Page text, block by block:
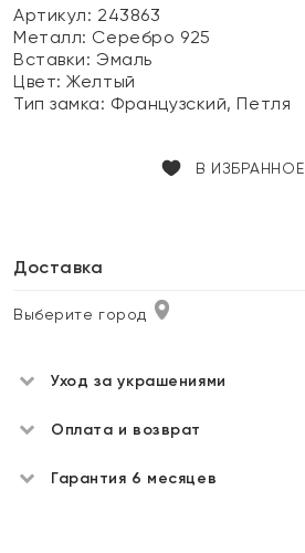
Артикул: 243863
Металл: Серебро 925
Вставки:Эмаль
Цвет:Желтый
Тип замка: Французский, Петля
В ИЗБРАННОЕ
Доставка
Выберите город
Уход за украшениями
Оплата и возврат
Гарантия 6 месяцев